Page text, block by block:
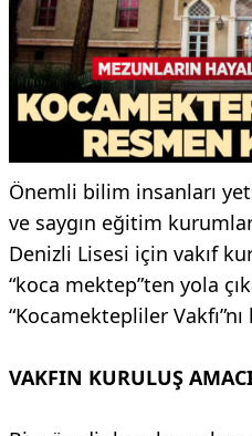
Önemli bilim insanları
ve saygın eğitim
Denizli Lisesi için vakıf
“koca mektep”ten yola
“Kocamektepliler
VAKFIN KURULUŞ